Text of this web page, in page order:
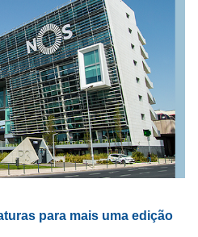
para mais uma edição